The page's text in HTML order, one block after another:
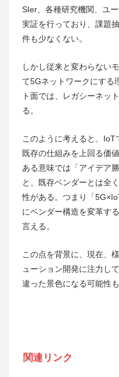
SIer、各種研究機関、ユ
実証を行っており、課題
件も少なくない。
しかし従来と変わらない
て5Gネットワークにする
ト面では、レガシーネッ
る。
このように考えると、IoT
既存の仕組みを上回る価
ある意味では「アイデア
と、既存ベンダーとは全
性がある。つまり「
にベンダー構造を変革す
言える。
この点を背景に、現在、
ューション開発に注力し
違った景色になる可能性も
関連リンク